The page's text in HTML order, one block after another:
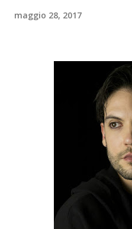
maggio 28, 2017